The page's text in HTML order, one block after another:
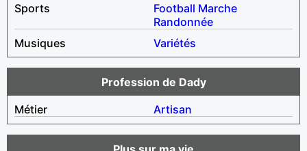
Sports
Football Marche
Randonnée
Musiques
Variétés
Profession de Dady
Métier
Artisan